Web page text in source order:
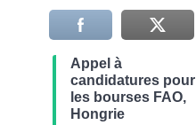
Appel à
candidatures pour
les bourses FAO,
Hongrie